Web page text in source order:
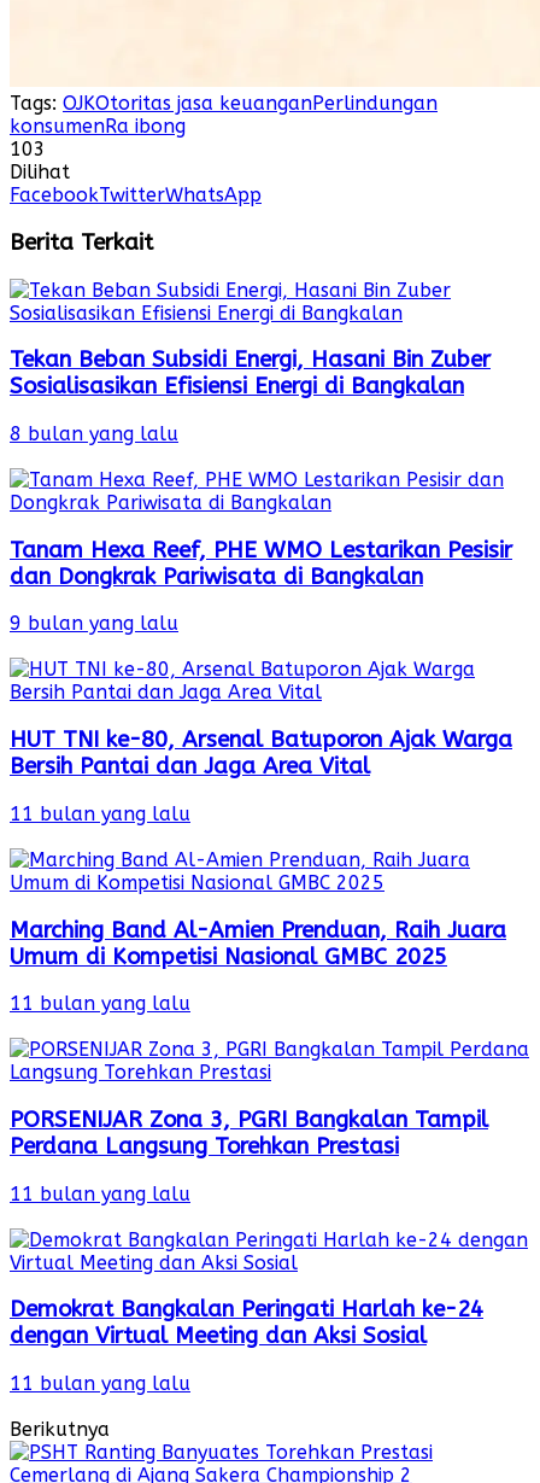
Tags: OJKOtoritas jasa keuanganPerlindungan
konsumenRa ibong
103
Dilihat
FacebookTwitterWhatsApp
Berita Terkait
Tekan Beban Subsidi Energi, Hasani Bin Zuber
Sosialisasikan Efisiensi Energi di Bangkalan
8 bulan yang lalu
Tanam Hexa Reef, PHE WMO Lestarikan Pesisir
dan Dongkrak Pariwisata di Bangkalan
9 bulan yang lalu
HUT TNI ke-80, Arsenal Batuporon Ajak Warga
Bersih Pantai dan Jaga Area Vital
11 bulan yang lalu
Marching Band Al-Amien Prenduan, Raih Juara
Umum di Kompetisi Nasional GMBC 2025
11 bulan yang lalu
PORSENIJAR Zona 3, PGRI Bangkalan Tampil
Perdana Langsung Torehkan Prestasi
11 bulan yang lalu
Demokrat Bangkalan Peringati Harlah ke-24
dengan Virtual Meeting dan Aksi Sosial
11 bulan yang lalu
Berikutnya